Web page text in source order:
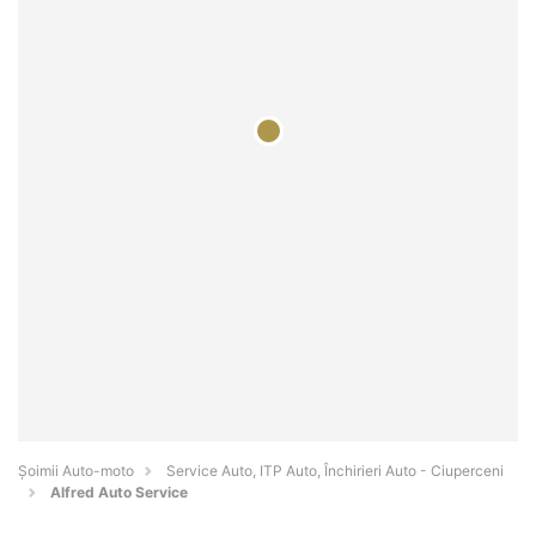
Șoimii Auto-moto
Service Auto, ITP Auto, Închirieri Auto - Ciuperceni
Alfred Auto Service